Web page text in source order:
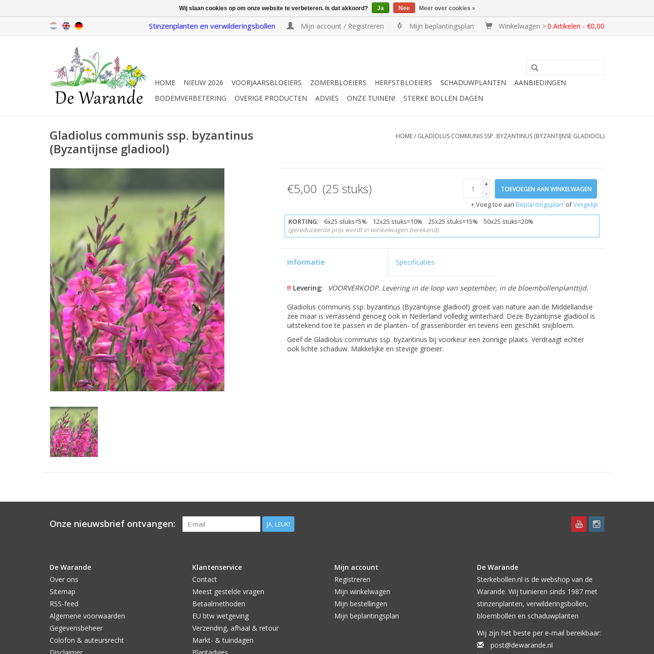
Stinzenplanten en verwilderingsbollen Mijn account / Registreren Mijn beplantingsplan Winkelwagen >0 Artikelen - €0,00
HOME NIEUW 2026 VOORJAARSBLOEIERS ZOMERBLOEIERS HERFSTBLOEIERS SCHADUWPLANTEN
AANBIEDINGEN
BODEMVERBETERING
OVERIGE PRODUCTEN ADVIES ONZE TUINEN! STERKE BOLLEN DAGEN
Gladiolus communis ssp. byzantinus
(Byzantijnse gladiool)
HOME/ GLADIOLUS COMMUNIS SSP. BYZANTINUS (BYZANTIJNSE GLADIOOL)
€5,00 (25 stuks)
+
-
TOEVOEGEN AAN WINKELWAGEN
+ Voeg toe aan Beplantingsplan ofVergelijk
KORTING: 6x25 stuks=5% 12x25 stuks=10% 25x25 stuks=15% 50x25 stuks=20%
(gereduceerde prijs wordt in winkelwagen berekend)
Informatie Specificaties
!! Levering: VOORVERKOOP. Levering in de loop van september, in de bloembollenplanttijd.
Gladiolus communis ssp. byzantinus (Byzantijnse gladiool) groeit van nature aan de Middellandse
zee maar is verrassend genoeg ook in Nederland volledig winterhard. Deze Byzantijnse gladiool is
uitstekend toe te passen in de planten- of grassenborder en tevens een geschikt snijbloem.
Geef de Gladiolus communis ssp. byzantinus bij voorkeur een zonnige plaats. Verdraagt echter
ook lichte schaduw. Makkelijke en stevige groeier.
Onze nieuwsbrief ontvangen: JA, LEUK!
De Warande
Over ons
Sitemap
RSS-feed
Algemene voorwaarden
Gegevensbeheer
Colofon & auteursrecht
Klantenservice
Contact
Meest gestelde vragen
Betaalmethoden
EU btw wetgeving
Verzending, afhaal & retour
Markt- & tuindagen
Mijn account
Registreren
Mijn winkelwagen
Mijn bestellingen
Mijn beplantingsplan
De Warande
Sterkebollen.nl is de webshop van de
Warande. Wij tuinieren sinds 1987 met
stinzenplanten, verwilderingsbollen,
bloembollen en schaduwplanten
Wij zijn het beste per e-mail bereikbaar:
post@dewarande.nl
Wij slaan cookies op om onze website te verbeteren. Is dat akkoord? Ja Nee Meer over cookies »